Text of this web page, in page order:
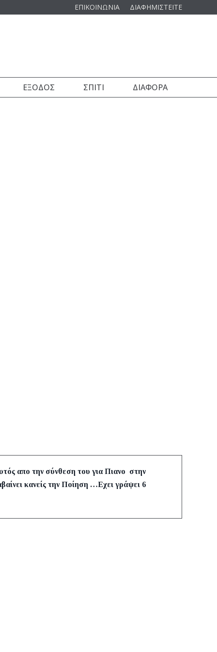
ΕΠΙΚΟΙΝΩΝΙΑ ΔΙΑΦΗΜΙΣΤΕΙΤΕ
ΈΞΟΔΟΣ ΣΠΊΤΙ ΔΙΆΦΟΡΑ
απο την σύνθεση του για Πιανο στην
κανείς την Ποίηση …Εχει γράψει 6